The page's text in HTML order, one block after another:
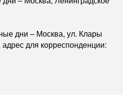
дни – Москва, ул. Клары
для корреспонденции: